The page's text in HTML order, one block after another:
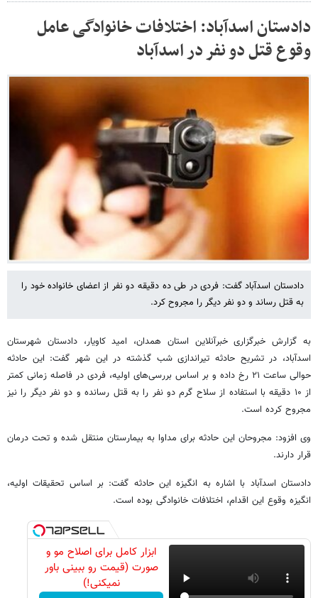
دادستان اسدآباد: اختلافات خانوادگی عامل
وقوع قتل دو نفر در اسدآباد
دادستان اسدآباد گفت: فردی در طی ده دقیقه دو نفر از اعضای خانواده خود را
به قتل رساند و دو نفر دیگر را مجروح کرد.
به گزارش خبرگزاری خبرآنلاین استان همدان، امید کاویار، دادستان شهرستان
اسدآباد، در تشریح حادثه تیراندازی شب گذشته در این شهر گفت: این حادثه
حوالی ساعت ۲۱ رخ داده و بر اساس بررسی‌های اولیه، فردی در فاصله زمانی کمتر
از ۱۰ دقیقه با استفاده از سلاح گرم دو نفر را به قتل رسانده و دو نفر دیگر را نیز
مجروح کرده است.
وی افزود: مجروحان این حادثه برای مداوا به بیمارستان منتقل شده‌ و تحت درمان
قرار دارند.
دادستان اسدآباد با اشاره به انگیزه این حادثه گفت: بر اساس تحقیقات اولیه،
انگیزه وقوع این اقدام، اختلافات خانوادگی بوده است.
ابزار کامل برای اصلاح مو و
صورت (قیمت رو ببینی باور
نمیکنی!)